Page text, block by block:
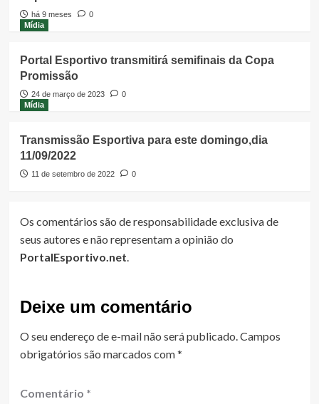
há 9 meses
0
Mídia
Portal Esportivo transmitirá semifinais da Copa
Promissão
24 de março de 2023
0
Mídia
Transmissão Esportiva para este domingo,dia
11/09/2022
11 de setembro de 2022 0
Os comentários são de responsabilidade exclusiva de
seus autores e não representam a opinião do
PortalEsportivo.net.
Deixe um comentário
O seu endereço de e-mail não será publicado.Campos
obrigatórios são marcados com*
Comentário *